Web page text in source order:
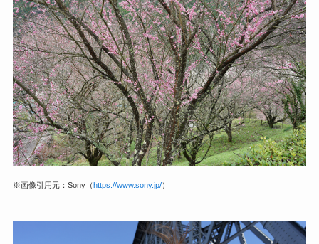
※画像引用元：Sony（ https://www.sony.jp/）